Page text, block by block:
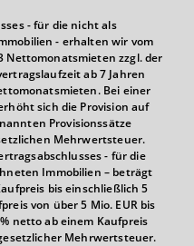
- für die nicht als
- erhalten wir vom
Nettomonatsmieten zzgl. der
ab 7 Jahren
Bei einer
sich die Provision auf
Provisionssätze
Mehrwertsteuer.
- für die
Immobilien – beträgt
bis einschließlich 5
von über 5 Mio. EUR bis
netto ab einem Kaufpreis
Mehrwertsteuer.